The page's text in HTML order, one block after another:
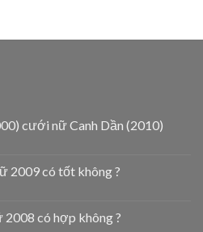
cưới nữ Canh Dần (2010)
2009 có tốt không ?
có hợp không ?